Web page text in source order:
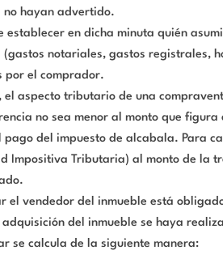
no hayan advertido.
establecer en dicha minuta quién
(gastos notariales, gastos registrales,
por el comprador.
el aspecto tributario de una
no sea menor al monto que
pago del impuesto de alcabala. Para
Impositiva Tributaria) al monto de la
el vendedor del inmueble está
del inmueble se haya
se calcula de la siguiente manera: